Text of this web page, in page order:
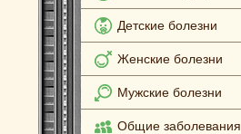
Детские болезни
Женские болезни
Мужские болезни
Общие заболевания